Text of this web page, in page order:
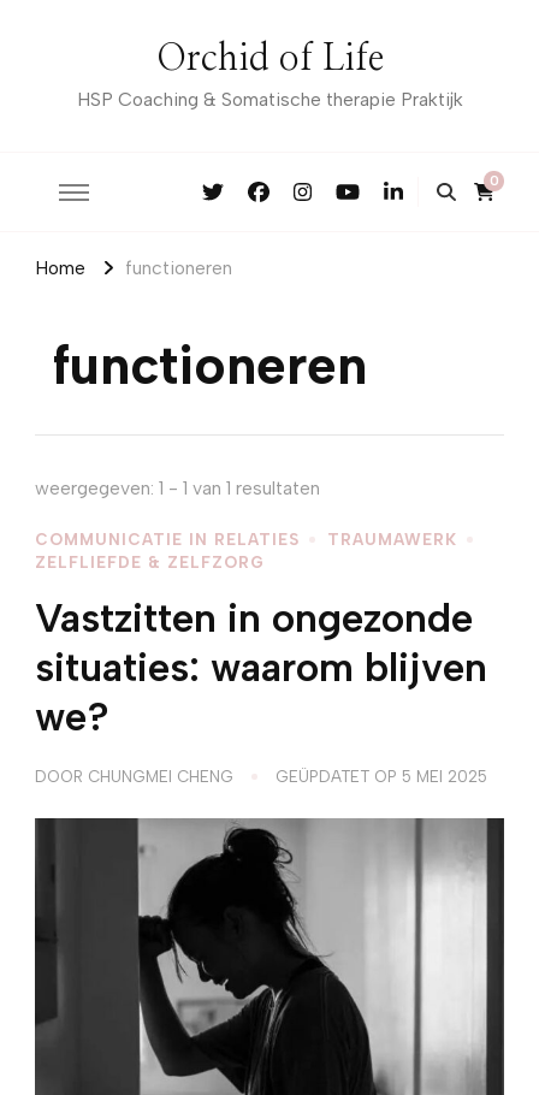
Orchid of Life
HSP Coaching & Somatische therapie Praktijk
0
Home functioneren
functioneren
weergegeven: 1 - 1 van 1 resultaten
COMMUNICATIE IN RELATIES
TRAUMAWERK
ZELFLIEFDE & ZELFZORG
Vastzitten in ongezonde
situaties: waarom blijven
we?
DOOR CHUNGMEI CHENG GEÜPDATET OP 5 MEI 2025